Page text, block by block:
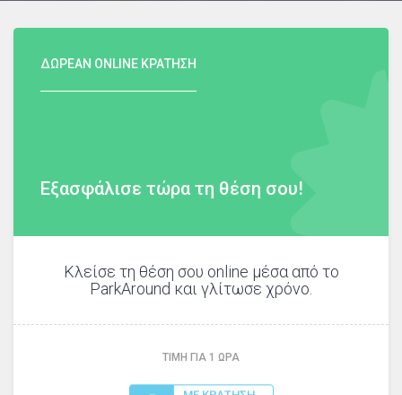
ΔΩΡΕΑΝ ONLINE ΚΡΑΤΗΣΗ
Εξασφάλισε τώρα τη θέση σου!
Κλείσε τη θέση σου online μέσα από το
ParkAround και γλίτωσε χρόνο.
ΤΙΜΗ ΓΙΑ 1 ΩΡΑ